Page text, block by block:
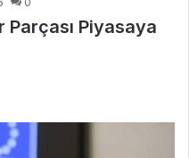
Parçası Piyasaya